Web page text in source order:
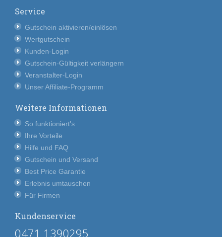
Service
Gutschein aktivieren/einlösen
Wertgutschein
Kunden-Login
Gutschein-Gültigkeit verlängern
Veranstalter-Login
Unser Affiliate-Programm
Weitere Informationen
So funktioniert's
Ihre Vorteile
Hilfe und FAQ
Gutschein und Versand
Best Price Garantie
Erlebnis umtauschen
Für Firmen
Kundenservice
0471 1390295